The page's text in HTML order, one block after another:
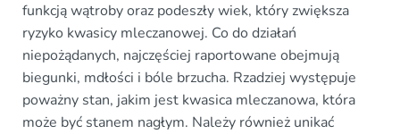
funkcją wątroby oraz podeszły wiek, który zwiększa
ryzyko kwasicy mleczanowej. Co do działań
niepożądanych, najczęściej raportowane obejmują
biegunki, mdłości i bóle brzucha. Rzadziej występuje
poważny stan, jakim jest kwasica mleczanowa, która
może być stanem nagłym. Należy również unikać